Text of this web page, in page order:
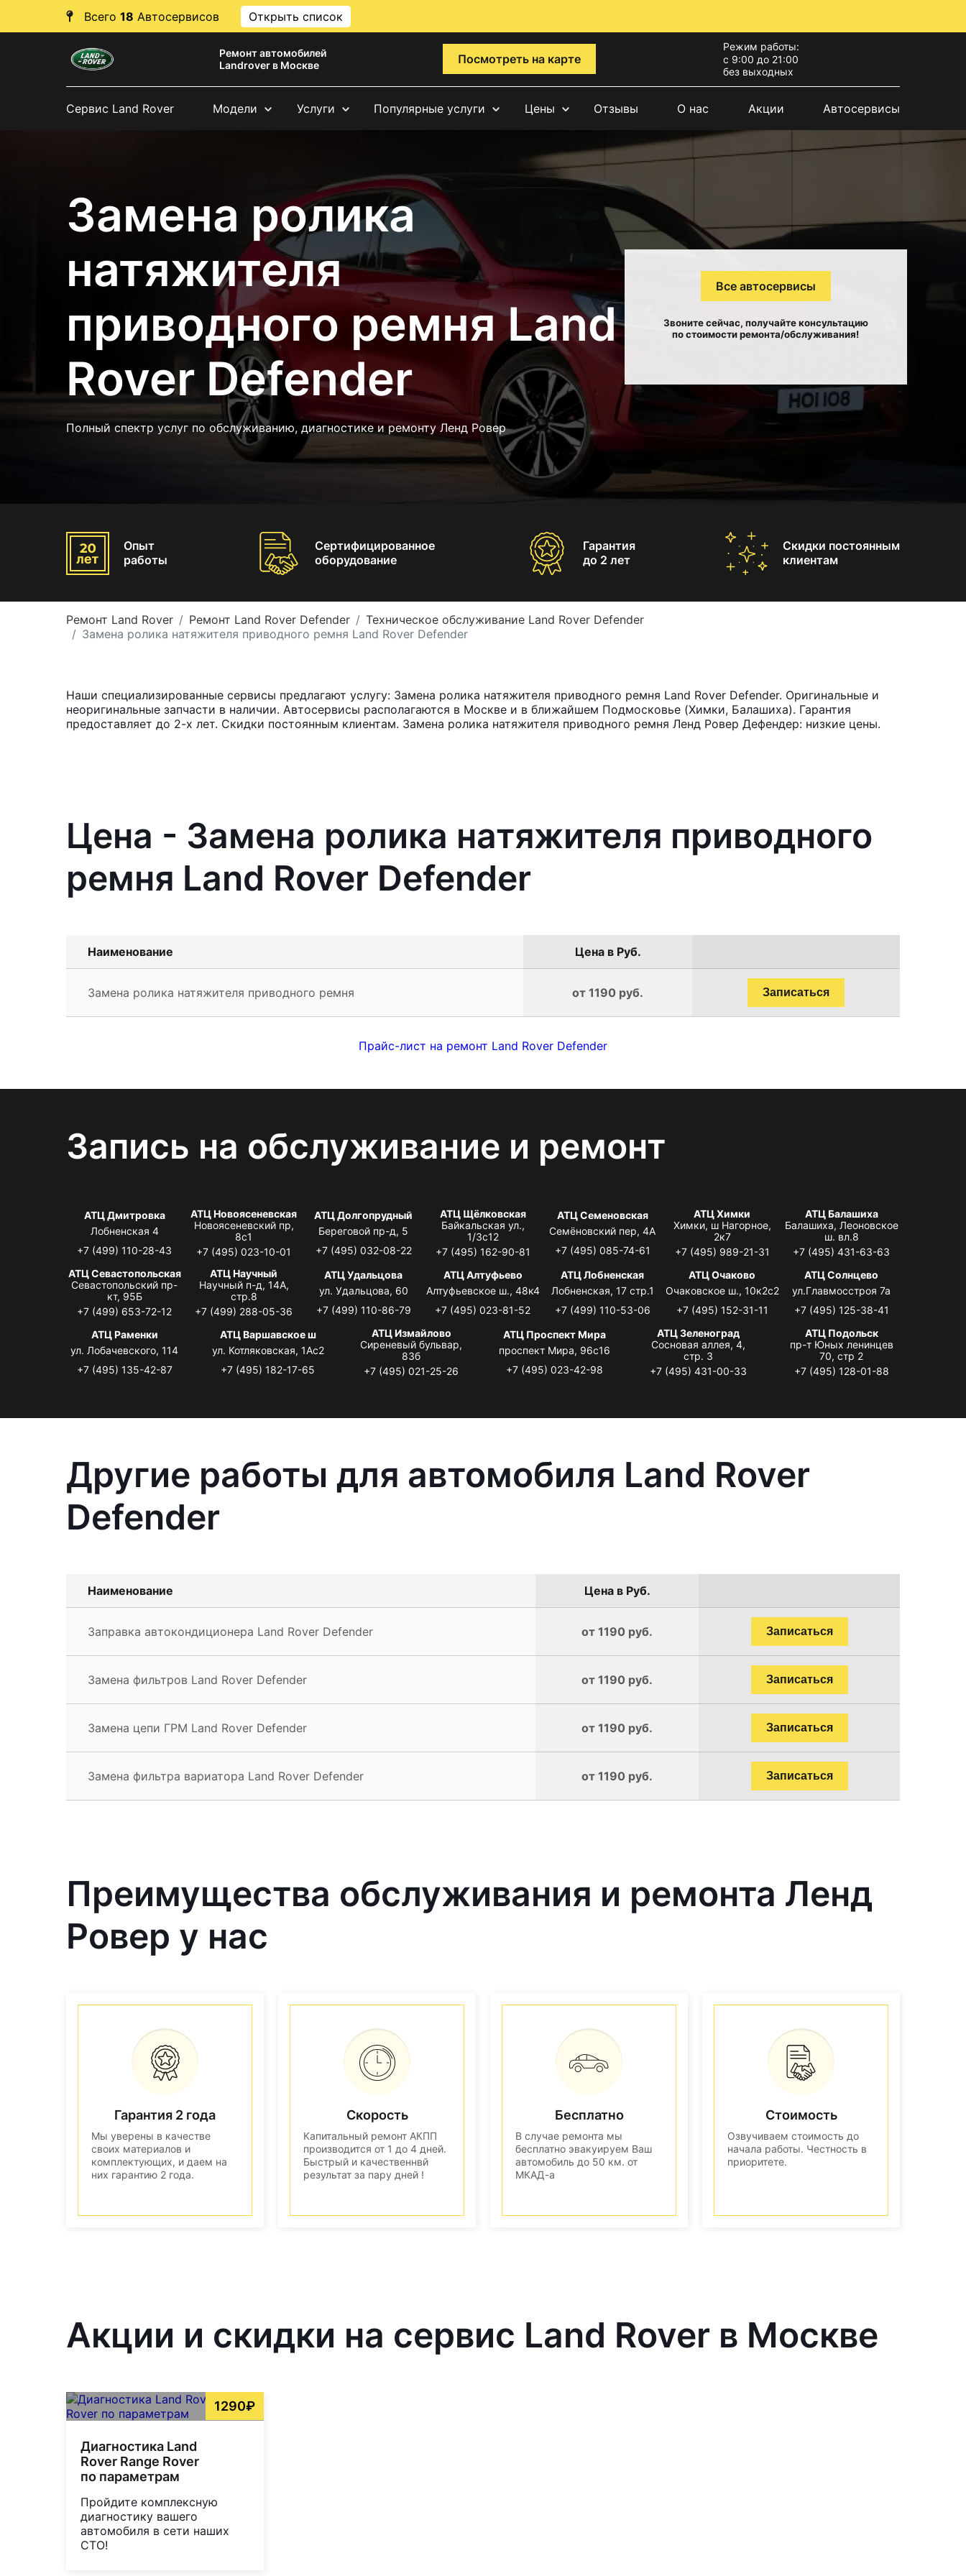
Всего 18 Автосервисов Открыть список
Ремонт автомобилей
Landrover в Москве
Посмотреть на карте
Режим работы:
с 9:00 до 21:00
без выходных
Сервис Land Rover Модели Услуги Популярные услуги Цены Отзывы О нас Акции Автосервисы
Замена ролика
натяжителя
приводного ремня Land
Rover Defender
Полный спектр услуг по обслуживанию, диагностике и ремонту Ленд Ровер
Все автосервисы
Звоните сейчас, получайте консультацию
по стоимости ремонта/обслуживания!
Опыт
работы
Сертифицированное
оборудование
Гарантия
до 2 лет
Скидки постоянным
клиентам
Ремонт Land Rover Ремонт Land Rover Defender
Техническое обслуживание Land Rover Defender
Замена ролика натяжителя приводного ремня Land Rover Defender
Наши специализированные сервисы предлагают услугу: Замена ролика натяжителя приводного ремня Land Rover Defender. Оригинальные и
неоригинальные запчасти в наличии. Автосервисы располагаются в Москве и в ближайшем Подмосковье (Химки, Балашиха). Гарантия
предоставляет до 2-х лет. Скидки постоянным клиентам. Замена ролика натяжителя приводного ремня Ленд Ровер Дефендер: низкие цены.
Цена - Замена ролика натяжителя приводного
ремня Land Rover Defender
Наименование Цена в Руб.
Замена ролика натяжителя приводного ремня от 1190 руб. Записаться
Прайс-лист на ремонт Land Rover Defender
Запись на обслуживание и ремонт
АТЦ Дмитровка
Лобненская 4
+7 (499) 110-28-43
АТЦ Новоясеневская
Новоясеневский пр,
8с1
+7 (495) 023-10-01
АТЦ Долгопрудный
Береговой пр-д, 5
+7 (495) 032-08-22
АТЦ Щёлковская
Байкальская ул.,
1/3с12
+7 (495) 162-90-81
АТЦ Семеновская
Семёновский пер, 4А
+7 (495) 085-74-61
АТЦ Химки
Химки, ш Нагорное,
2к7
+7 (495) 989-21-31
АТЦ Балашиха
Балашиха, Леоновское
ш. вл.8
+7 (495) 431-63-63
АТЦ Севастопольская
Севастопольский пр-
кт, 95Б
+7 (499) 653-72-12
АТЦ Научный
Научный п-д, 14А,
стр.8
+7 (499) 288-05-36
АТЦ Удальцова
ул. Удальцова, 60
+7 (499) 110-86-79
АТЦ Алтуфьево
Алтуфьевское ш., 48к4
+7 (495) 023-81-52
АТЦ Лобненская
Лобненская, 17 стр.1
+7 (499) 110-53-06
АТЦ Очаково
Очаковское ш., 10к2с2
+7 (495) 152-31-11
АТЦ Солнцево
ул.Главмосстроя 7а
+7 (495) 125-38-41
АТЦ Раменки
ул. Лобачевского, 114
+7 (495) 135-42-87
АТЦ Варшавское ш
ул. Котляковская, 1Ас2
+7 (495) 182-17-65
АТЦ Измайлово
Сиреневый бульвар,
83б
+7 (495) 021-25-26
АТЦ Проспект Мира
проспект Мира, 96с16
+7 (495) 023-42-98
АТЦ Зеленоград
Сосновая аллея, 4,
стр. 3
+7 (495) 431-00-33
АТЦ Подольск
пр-т Юных ленинцев
70, стр 2
+7 (495) 128-01-88
Другие работы для автомобиля Land Rover
Defender
Наименование Цена в Руб.
Заправка автокондиционера Land Rover Defender от 1190 руб. Записаться
Замена фильтров Land Rover Defender от 1190 руб. Записаться
Замена цепи ГРМ Land Rover Defender от 1190 руб. Записаться
Замена фильтра вариатора Land Rover Defender от 1190 руб. Записаться
Преимущества обслуживания и ремонта Ленд
Ровер у нас
Гарантия 2 года
Мы уверены в качестве
своих материалов и
комплектующих, и даем на
них гарантию 2 года.
Скорость
Капитальный ремонт АКПП
производится от 1 до 4 дней.
Быстрый и качественнвй
результат за пару дней !
Бесплатно
В случае ремонта мы
бесплатно эвакуируем Ваш
автомобиль до 50 км. от
МКАД-а
Стоимость
Озвучиваем стоимость до
начала работы. Честность в
приоритете.
Акции и скидки на сервис Land Rover в Москве
1290₽
Диагностика Land
Rover Range Rover
по параметрам
Пройдите комплексную
диагностику вашего
автомобиля в сети наших
СТО!